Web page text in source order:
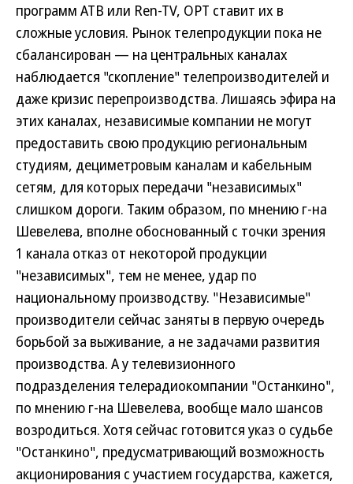
программ АТВ или Ren-TV, ОРТ ставит их в
сложные условия. Рынок телепродукции пока не
сбалансирован — на центральных каналах
наблюдается "скопление" телепроизводителей и
даже кризис перепроизводства. Лишаясь эфира на
этих каналах, независимые компании не могут
предоставить свою продукцию региональным
студиям, дециметровым каналам и кабельным
сетям, для которых передачи "независимых"
слишком дороги. Таким образом, по мнению г-на
Шевелева, вполне обоснованный с точки зрения
1 канала отказ от некоторой продукции
"независимых", тем не менее, удар по
национальному производству. "Независимые"
производители сейчас заняты в первую очередь
борьбой за выживание, а не задачами развития
производства. А у телевизионного
подразделения телерадиокомпании "Останкино",
по мнению г-на Шевелева, вообще мало шансов
возродиться. Хотя сейчас готовится указ о судьбе
"Останкино", предусматривающий возможность
акционирования с участием государства, кажется,